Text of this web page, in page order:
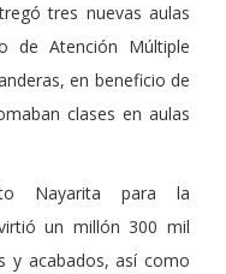
tres nuevas aulas
de Atención Múltiple
en beneficio de
clases en aulas
Nayarita para la
un millón 300 mil
y acabados, así como